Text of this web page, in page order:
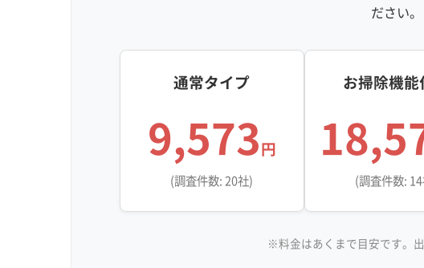
ださい。
通常タイプ
9,573円
(調査件数: 20社)
お掃除機能
(調査件数:
※料金はあくまで目安です。